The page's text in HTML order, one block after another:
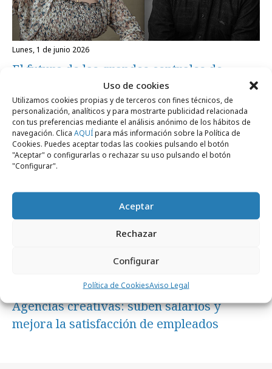
Uso de cookies
Utilizamos cookies propias y de terceros con fines técnicos, de
personalización, analíticos y para mostrarte publicidad relacionada
con tus preferencias mediante el análisis anónimo de los hábitos de
navegación. Clica AQUÍpara más información sobre la Política de
Cookies. Puedes aceptar todas las cookies pulsando el botón
"Aceptar" o configurarlas o rechazar su uso pulsando el botón
"Configurar".
Aceptar
Rechazar
Configurar
Política de CookiesAviso Legal
lunes, 1 de junio 2026
El futuro de las grandes centrales de
Formación y estudios
viernes, 22 de mayo 2026
Agencias creativas: suben salarios y
mejora la satisfacción de empleados